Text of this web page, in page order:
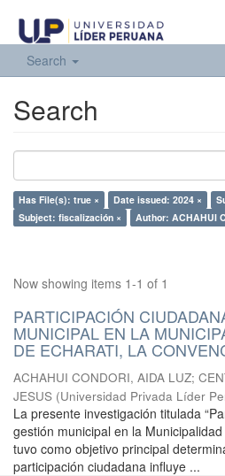
Search
Search
Has File(s): true × Date issued: 2024 ×
Subject: fiscalización ×
Author: ACHAHUI
Now showing items 1-1 of 1
PARTICIPACIÓN
MUNICIPAL EN LA
DE ECHARATI, LA
ACHAHUI CONDORI, AIDA LUZ;
JESUS (Universidad Privada Líder
La presente investigación titulada
gestión municipal en la
tuvo como objetivo principal
participación ciudadana influye ...